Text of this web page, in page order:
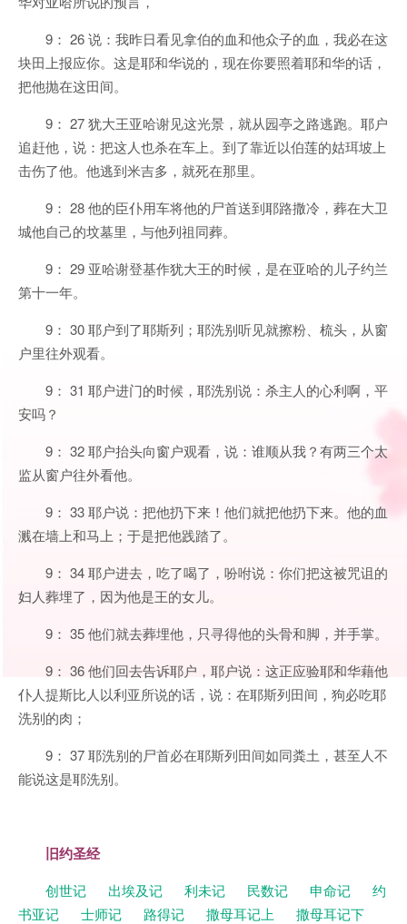
9： 26 说：我昨日看见拿伯的血和他众子的血，我必在这
块田上报应你。这是耶和华说的，现在你要照着耶和华的话，
把他抛在这田间。
9： 27 犹大王亚哈谢见这光景，就从园亭之路逃跑。耶户
追赶他，说：把这人也杀在车上。到了靠近以伯莲的姑珥坡上
击伤了他。他逃到米吉多，就死在那里。
9： 28 他的臣仆用车将他的尸首送到耶路撒冷，葬在大卫
城他自己的坟墓里，与他列祖同葬。
9： 29 亚哈谢登基作犹大王的时候，是在亚哈的儿子约兰
第十一年。
9： 30 耶户到了耶斯列；耶洗别听见就擦粉、梳头，从窗
户里往外观看。
9： 31 耶户进门的时候，耶洗别说：杀主人的心利啊，平
安吗？
9： 32 耶户抬头向窗户观看，说：谁顺从我？有两三个太
监从窗户往外看他。
9： 33 耶户说：把他扔下来！他们就把他扔下来。他的血
溅在墙上和马上；于是把他践踏了。
9： 34 耶户进去，吃了喝了，吩咐说：你们把这被咒诅的
妇人葬埋了，因为他是王的女儿。
9： 35 他们就去葬埋他，只寻得他的头骨和脚，并手掌。
9： 36 他们回去告诉耶户，耶户说：这正应验耶和华藉他
仆人提斯比人以利亚所说的话，说：在耶斯列田间，狗必吃耶
洗别的肉；
9： 37 耶洗别的尸首必在耶斯列田间如同粪土，甚至人不
能说这是耶洗别。
旧约圣经
创世记 出埃及记 利未记 民数记 申命记
约
书亚记
士师记 路得记 撒母耳记上
撒母耳记下